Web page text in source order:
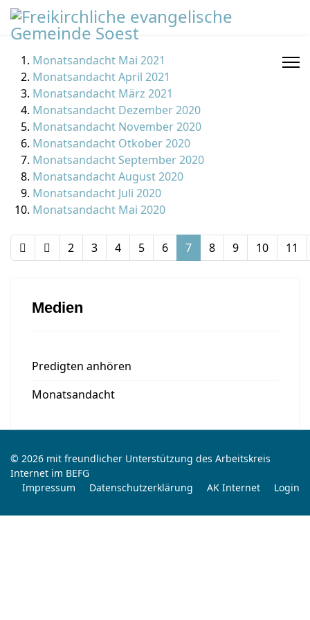
Monatsandacht Mai 2021
Monatsandacht April 2021
Monatsandacht März 2021
Monatsandacht Dezember 2020
Monatsandacht November 2020
Monatsandacht Otkober 2020
Monatsandacht September 2020
Monatsandacht August 2020
Monatsandacht Juli 2020
Monatsandacht Mai 2020
2 3 4 5 6 7 8 9 10 11
Medien
Predigten anhören
Monatsandacht
© 2026 mit freundlicher Unterstützung des Arbeitskreis
Internet im BEFG
Impressum
Datenschutzerklärung AK Internet Login